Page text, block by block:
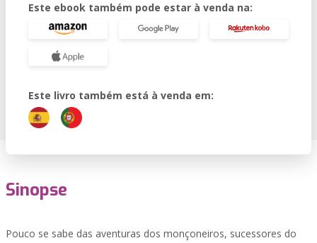
Este ebook também pode estar à venda na:
Este livro também está à venda em:
Sinopse
Pouco se sabe das aventuras dos monçoneiros, sucessores do